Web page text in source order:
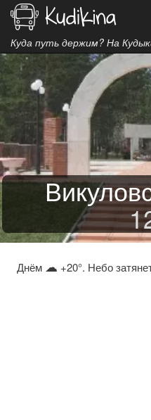
Куда путь держим? На
Днём ☁ +20°. Небо